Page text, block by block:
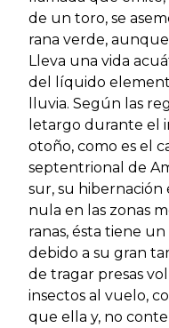
de un toro, se
rana verde,
Lleva una vida
del líquido
lluvia. Según las
letargo durante el
otoño, como es el
septentrional de
sur, su hibernación
nula en las zonas
ranas, ésta tiene
debido a su gran
de tragar presas
insectos al vuelo,
que ella y, no